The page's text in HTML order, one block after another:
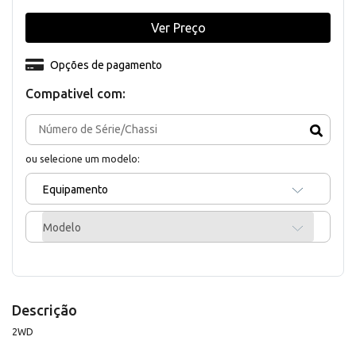
Compativel com:
ou selecione um modelo:
Equipamento
Modelo
Opções de pagamento
Ver Preço
Descrição
2WD